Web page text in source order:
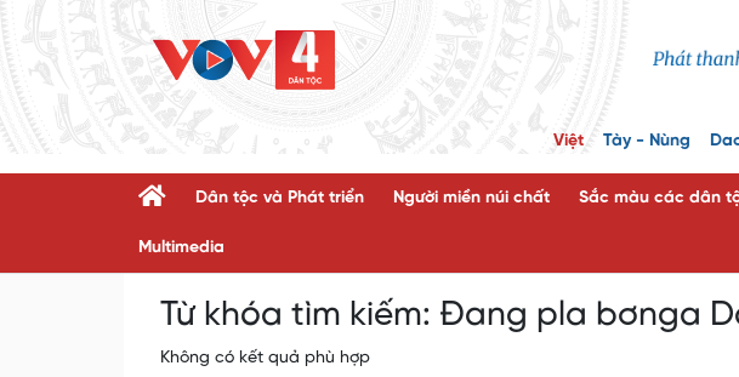
Việt Tày - Nùng
Dân tộc và Phát triển Người miền núi chất Sắc màu các dân
Multimedia
Từ khóa tìm kiếm: Đang pla bơnga
Không có kết quả phù hợp